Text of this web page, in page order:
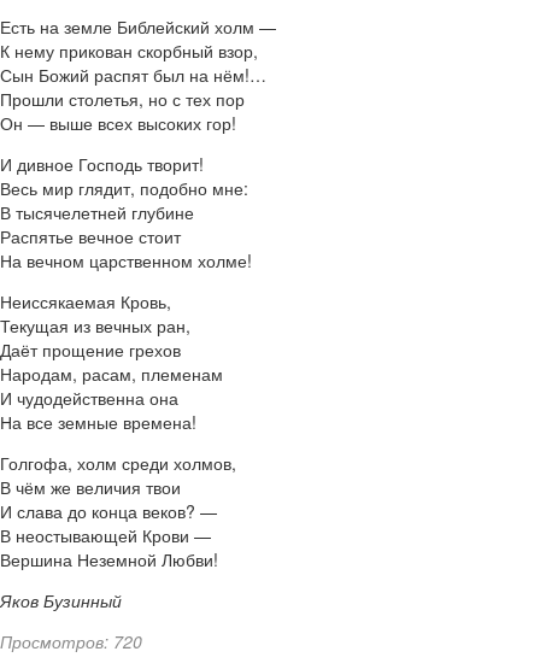
Есть на земле Библейский холм —
К нему прикован скорбный взор,
Сын Божий распят был на нём!…
Прошли столетья, но с тех пор
Он — выше всех высоких гор!
И дивное Господь творит!
Весь мир глядит, подобно мне:
В тысячелетней глубине
Распятье вечное стоит
На вечном царственном холме!
Неиссякаемая Кровь,
Текущая из вечных ран,
Даёт прощение грехов
Народам, расам, племенам
И чудодейственна она
На все земные времена!
Голгофа, холм среди холмов,
В чём же величия твои
И слава до конца веков? —
В неостывающей Крови —
Вершина Неземной Любви!
Яков Бузинный
Просмотров: 720